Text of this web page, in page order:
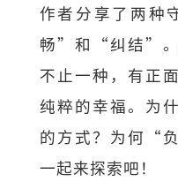
作者分享了两
畅”和“纠结”。
不止一种，有正
纯粹的幸福。为
的方式？为何“
一起来探索吧！